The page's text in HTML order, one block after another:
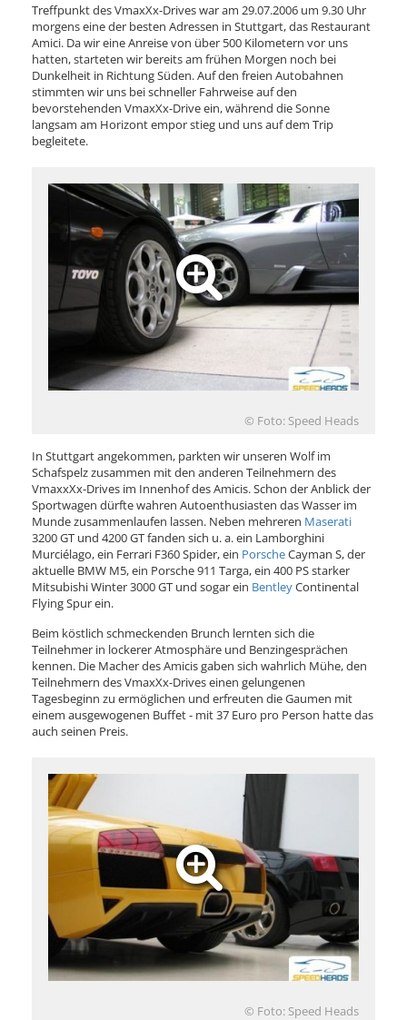
Treffpunkt des VmaxXx-Drives war am 29.07.2006 um 9.30 Uhr
morgens eine der besten Adressen in Stuttgart, das Restaurant
Amici. Da wir eine Anreise von über 500 Kilometern vor uns
hatten, starteten wir bereits am frühen Morgen noch bei
Dunkelheit in Richtung Süden. Auf den freien Autobahnen
stimmten wir uns bei schneller Fahrweise auf den
bevorstehenden VmaxXx-Drive ein, während die Sonne
langsam am Horizont empor stieg und uns auf dem Trip
begleitete.
© Foto: Speed Heads
In Stuttgart angekommen, parkten wir unseren Wolf im
Schafspelz zusammen mit den anderen Teilnehmern des
VmaxxXx-Drives im Innenhof des Amicis. Schon der Anblick der
Sportwagen dürfte wahren Autoenthusiasten das Wasser im
Munde zusammenlaufen lassen. Neben mehreren Maserati
3200 GT und 4200 GT fanden sich u. a. ein Lamborghini
Murciélago, ein Ferrari F360 Spider, ein PorscheCayman S, der
aktuelle BMW M5, ein Porsche 911 Targa, ein 400 PS starker
Mitsubishi Winter 3000 GT und sogar ein BentleyContinental
Flying Spur ein.
Beim köstlich schmeckenden Brunch lernten sich die
Teilnehmer in lockerer Atmosphäre und Benzingesprächen
kennen. Die Macher des Amicis gaben sich wahrlich Mühe, den
Teilnehmern des VmaxXx-Drives einen gelungenen
Tagesbeginn zu ermöglichen und erfreuten die Gaumen mit
einem ausgewogenen Buffet - mit 37 Euro pro Person hatte das
auch seinen Preis.
© Foto: Speed Heads